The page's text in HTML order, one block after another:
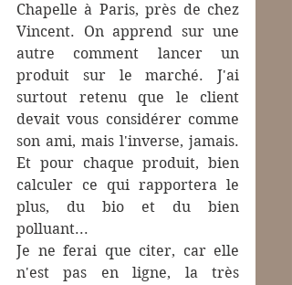
Chapelle à Paris, près de chez
Vincent. On apprend sur une
autre comment lancer un
produit sur le marché. J'ai
surtout retenu que le client
devait vous considérer comme
son ami, mais l'inverse, jamais.
Et pour chaque produit, bien
calculer ce qui rapportera le
plus, du bio et du bien
polluant...
Je ne ferai que citer, car elle
n'est pas en ligne, la très